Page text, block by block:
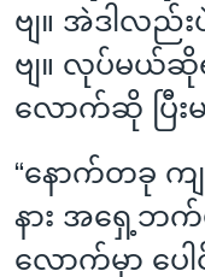
ဗျ။ အဲဒါလည်
ဗျ။ လုပ်မယ်
လောက်ဆို ပြီး
“နောက်တခု က
နား အရှေ့ဘက်
လောက်မှာ ပေါ